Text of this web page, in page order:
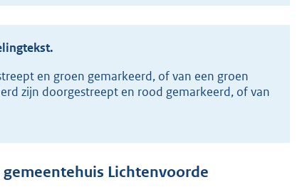
en groen gemarkeerd, of van een groen
zijn doorgestreept en rood gemarkeerd, of van
Lichtenvoorde